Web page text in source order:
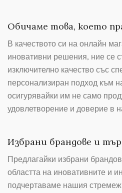
Обичаме това, което
В качеството си на онлайн
иновативни решения, ние се
изключително качество със
персонализиран подход към
осигурявайки им не само
удовлетворение и доверие в
Избрани брандове и
Предлагайки избрани
областта на иновативните и
подчертаваме нашия стремеж